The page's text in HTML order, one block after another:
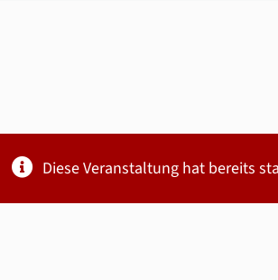
Diese Veranstaltung hat bereits